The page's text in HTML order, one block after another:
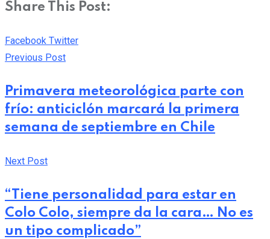
Share This Post:
Facebook TwitterPinterest
Whatsapp
Cloud
StumbleUpon
Print
Share
Previous Post
Primavera meteorológica parte con
frío: anticiclón marcará la primera
semana de septiembre en Chile
Next Post
“Tiene personalidad para estar en
Colo Colo, siempre da la cara… No es
un tipo complicado”